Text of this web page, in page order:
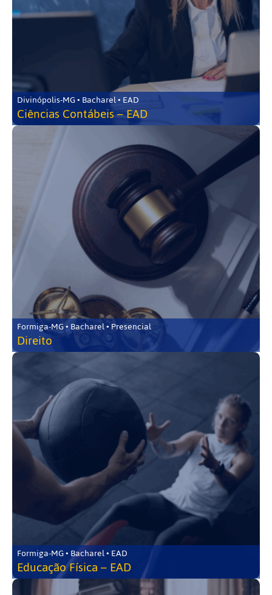
Divinópolis-MG • Bacharel • EAD
Ciências Contábeis – EAD
Formiga-MG • Bacharel • Presencial
Direito
Formiga-MG • Bacharel • EAD
Educação Física – EAD